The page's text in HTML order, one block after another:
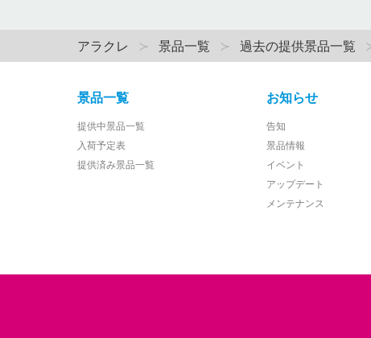
アラクレ 景品一覧 過去の提供景品一覧
景品一覧
提供中景品一覧
入荷予定表
提供済み景品一覧
お知らせ
告知
景品情報
イベント
アップデート
メンテナンス